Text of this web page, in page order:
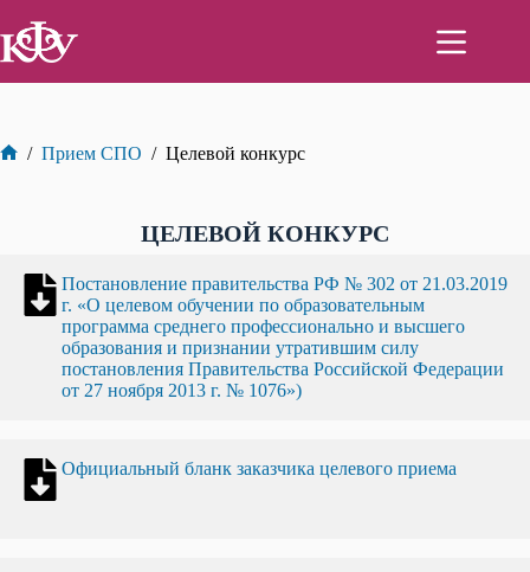
к
сути
/ Прием СПО / Целевой конкурс
ЦЕЛЕВОЙ КОНКУРС
Постановление правительства РФ № 302 от 21.03.2019
г. «О целевом обучении по образовательным
программа среднего профессионально и высшего
образования и признании утратившим силу
постановления Правительства Российской Федерации
от 27 ноября 2013 г. № 1076»)
Официальный бланк заказчика целевого приема